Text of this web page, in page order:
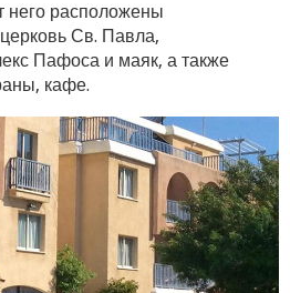
него расположены
Св. Павла,
Пафоса и маяк, а также
кафе.